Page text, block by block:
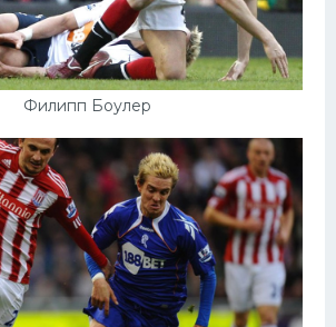
Филипп Боулер